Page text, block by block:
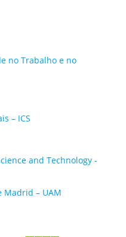
no Trabalho e no
– ICS
and Technology -
Madrid – UAM